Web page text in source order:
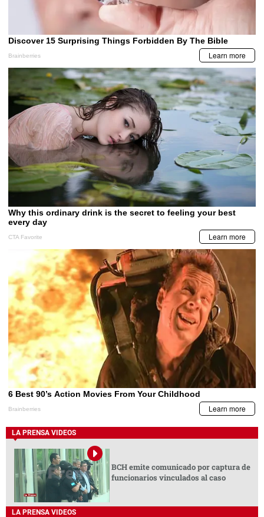
LA PRENSA VIDEOS
BCH emite comunicado por captura de
funcionarios vinculados al caso
LA PRENSA VIDEOS